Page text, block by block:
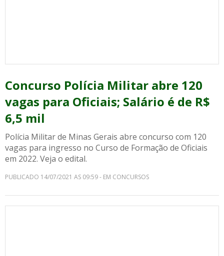
Concurso Polícia Militar abre 120
vagas para Oficiais; Salário é de R$
6,5 mil
Polícia Militar de Minas Gerais abre concurso com 120
vagas para ingresso no Curso de Formação de Oficiais
em 2022. Veja o edital.
PUBLICADO 14/07/2021 AS 09:59 - EM CONCURSOS